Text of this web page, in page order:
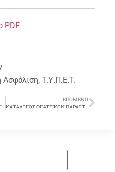
PDF
Ασφάλιση, Τ.Υ.Π.Ε.Τ.
ΚΑΤΑΛΟΓΟΣ ΘΕΑΤΡΙΚΩΝ ΠΑΡΑΣΤΑΣΕΩΝ 2017-2018
ΕΠΌΜΕΝΟ
ΚΑΤΑΛΟΓΟΣ ΘΕΑΤΡΙΚΩΝ ΠΑΡΑΣΤΑΣΕΩΝ 2017-2018